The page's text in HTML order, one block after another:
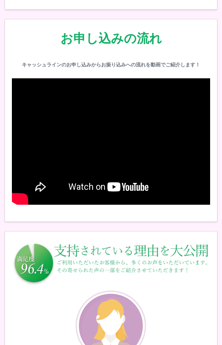
お申し込みの流れ
キャッシュラインのお申し込みからお振り込みへの流れを動画でご紹介します！